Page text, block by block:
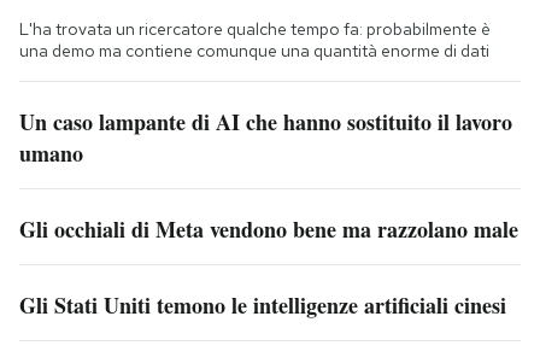
L'ha trovata un ricercatore qualche tempo fa: probabilmente è
una demo ma contiene comunque una quantità enorme di dati
Un caso lampante di AI che hanno sostituito il lavoro
umano
Gli occhiali di Meta vendono bene ma razzolano male
Gli Stati Uniti temono le intelligenze artificiali cinesi